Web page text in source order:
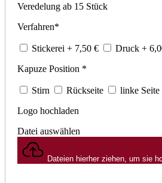
Veredelung ab 15 Stück
Verfahren*
Stickerei + 7,50 € Druck +
Kapuze Position *
Stirn Rückseite linke Seite
Logo hochladen
Datei auswählen
Dateien hierher ziehen, um sie